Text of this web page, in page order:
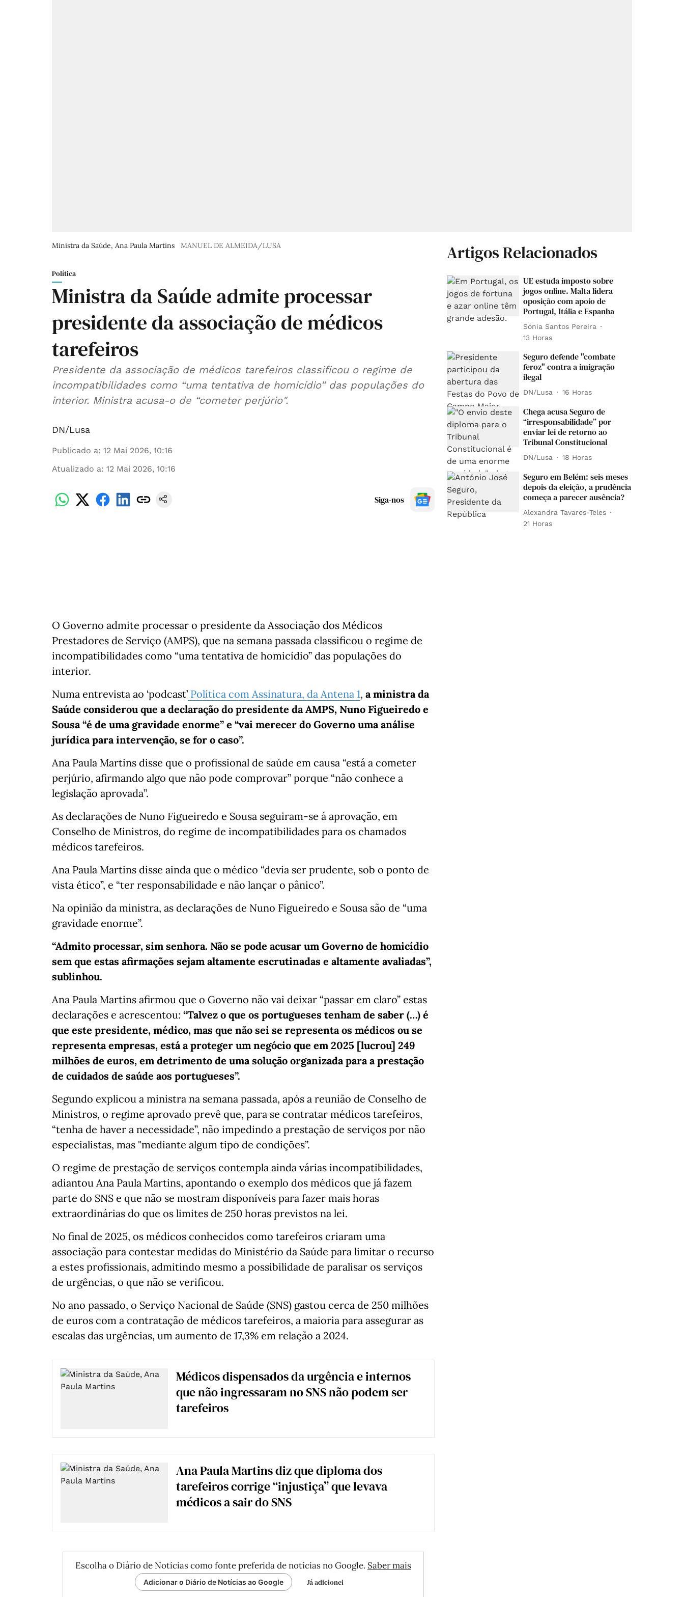
Ministra da Saúde, Ana Paula Martins MANUEL DE ALMEIDA/LUSA
Política
Ministra da Saúde admite processar
presidente da associação de médicos
tarefeiros
Presidente da associação de médicos tarefeiros classificou o regime de
incompatibilidades como “uma tentativa de homicídio” das populações do
interior. Ministra acusa-o de “cometer perjúrio".
DN/Lusa
Publicado a: 12 Mai 2026, 10:16
Atualizado a: 12 Mai 2026, 10:16
Siga-nos
O Governo admite processar o presidente da Associação dos Médicos
Prestadores de Serviço (AMPS), que na semana passada classificou o regime de
incompatibilidades como “uma tentativa de homicídio” das populações do
interior.
Numa entrevista ao ‘podcast’ Política com Assinatura, da Antena 1, a ministra da
Saúde considerou que a declaração do presidente da AMPS, Nuno Figueiredo e
Sousa “é de uma gravidade enorme” e “vai merecer do Governo uma análise
jurídica para intervenção, se for o caso”.
Ana Paula Martins disse que o profissional de saúde em causa “está a cometer
perjúrio, afirmando algo que não pode comprovar” porque “não conhece a
legislação aprovada”.
As declarações de Nuno Figueiredo e Sousa seguiram-se á aprovação, em
Conselho de Ministros, do regime de incompatibilidades para os chamados
médicos tarefeiros.
Ana Paula Martins disse ainda que o médico “devia ser prudente, sob o ponto de
vista ético”, e “ter responsabilidade e não lançar o pânico”.
Na opinião da ministra, as declarações de Nuno Figueiredo e Sousa são de “uma
gravidade enorme”.
“Admito processar, sim senhora. Não se pode acusar um Governo de homicídio
sem que estas afirmações sejam altamente escrutinadas e altamente avaliadas”,
sublinhou.
Ana Paula Martins afirmou que o Governo não vai deixar “passar em claro” estas
declarações e acrescentou: “Talvez o que os portugueses tenham de saber (…) é
que este presidente, médico, mas que não sei se representa os médicos ou se
representa empresas, está a proteger um negócio que em 2025 [lucrou] 249
milhões de euros, em detrimento de uma solução organizada para a prestação
de cuidados de saúde aos portugueses”.
Segundo explicou a ministra na semana passada, após a reunião de Conselho de
Ministros, o regime aprovado prevê que, para se contratar médicos tarefeiros,
“tenha de haver a necessidade”, não impedindo a prestação de serviços por não
especialistas, mas "mediante algum tipo de condições”.
O regime de prestação de serviços contempla ainda várias incompatibilidades,
adiantou Ana Paula Martins, apontando o exemplo dos médicos que já fazem
parte do SNS e que não se mostram disponíveis para fazer mais horas
extraordinárias do que os limites de 250 horas previstos na lei.
No final de 2025, os médicos conhecidos como tarefeiros criaram uma
associação para contestar medidas do Ministério da Saúde para limitar o recurso
a estes profissionais, admitindo mesmo a possibilidade de paralisar os serviços
de urgências, o que não se verificou.
No ano passado, o Serviço Nacional de Saúde (SNS) gastou cerca de 250 milhões
de euros com a contratação de médicos tarefeiros, a maioria para assegurar as
escalas das urgências, um aumento de 17,3% em relação a 2024.
Médicos dispensados da urgência e internos
que não ingressaram no SNS não podem ser
tarefeiros
Ana Paula Martins diz que diploma dos
tarefeiros corrige “injustiça” que levava
médicos a sair do SNS
Escolha o Diário de Notícias como fonte preferida de notícias no Google. Saber mais
Adicionar o Diário de Notícias ao Google Já adicionei
Artigos Relacionados
UE estuda imposto sobre
jogos online. Malta lidera
oposição com apoio de
Portugal, Itália e Espanha
Sónia Santos Pereira
13 Horas
Seguro defende "combate
feroz" contra a imigração
ilegal
DN/Lusa 16 Horas
Chega acusa Seguro de
“irresponsabilidade” por
enviar lei de retorno ao
Tribunal Constitucional
DN/Lusa 18 Horas
Seguro em Belém: seis meses
depois da eleição, a prudência
começa a parecer ausência?
Alexandra Tavares-Teles
21 Horas